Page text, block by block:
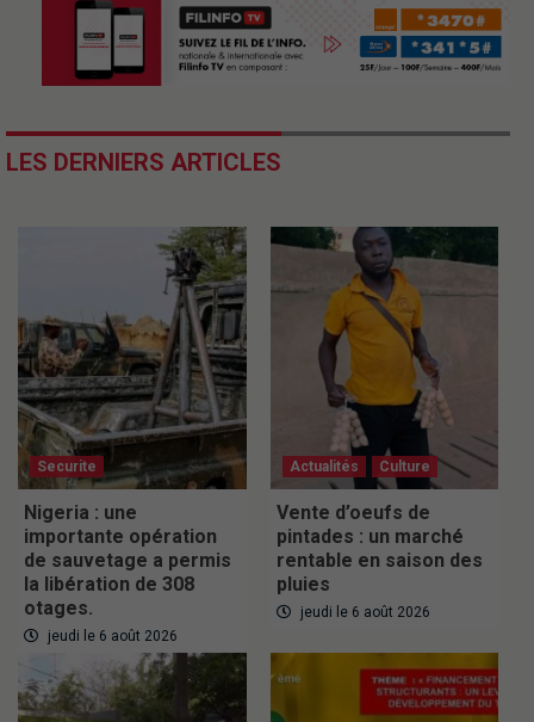
LES DERNIERS ARTICLES
Securite
Nigeria : une
importante opération
de sauvetage a permis
la libération de 308
otages.
jeudi le 6 août 2026
Actualités Culture
Vente d’oeufs de
pintades : un marché
rentable en saison des
pluies
jeudi le 6 août 2026